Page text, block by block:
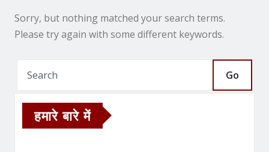
Sorry, but nothing matched your search terms.
Please try again with some different keywords.
Go
हमारे बारे में